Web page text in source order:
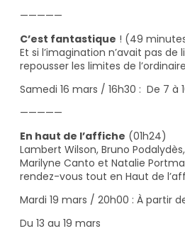
—————
C’est fantastique ! (49
Et si l’imagination n’avait pas
repousser les limites de
Samedi 16 mars / 16h30 : De 7 à
—————
En haut de l’affiche (01h24)
Lambert Wilson, Bruno
Marilyne Canto et Natalie
rendez-vous tout en Haut de
Mardi 19 mars / 20h00 : À partir
Du 13 au 19 mars